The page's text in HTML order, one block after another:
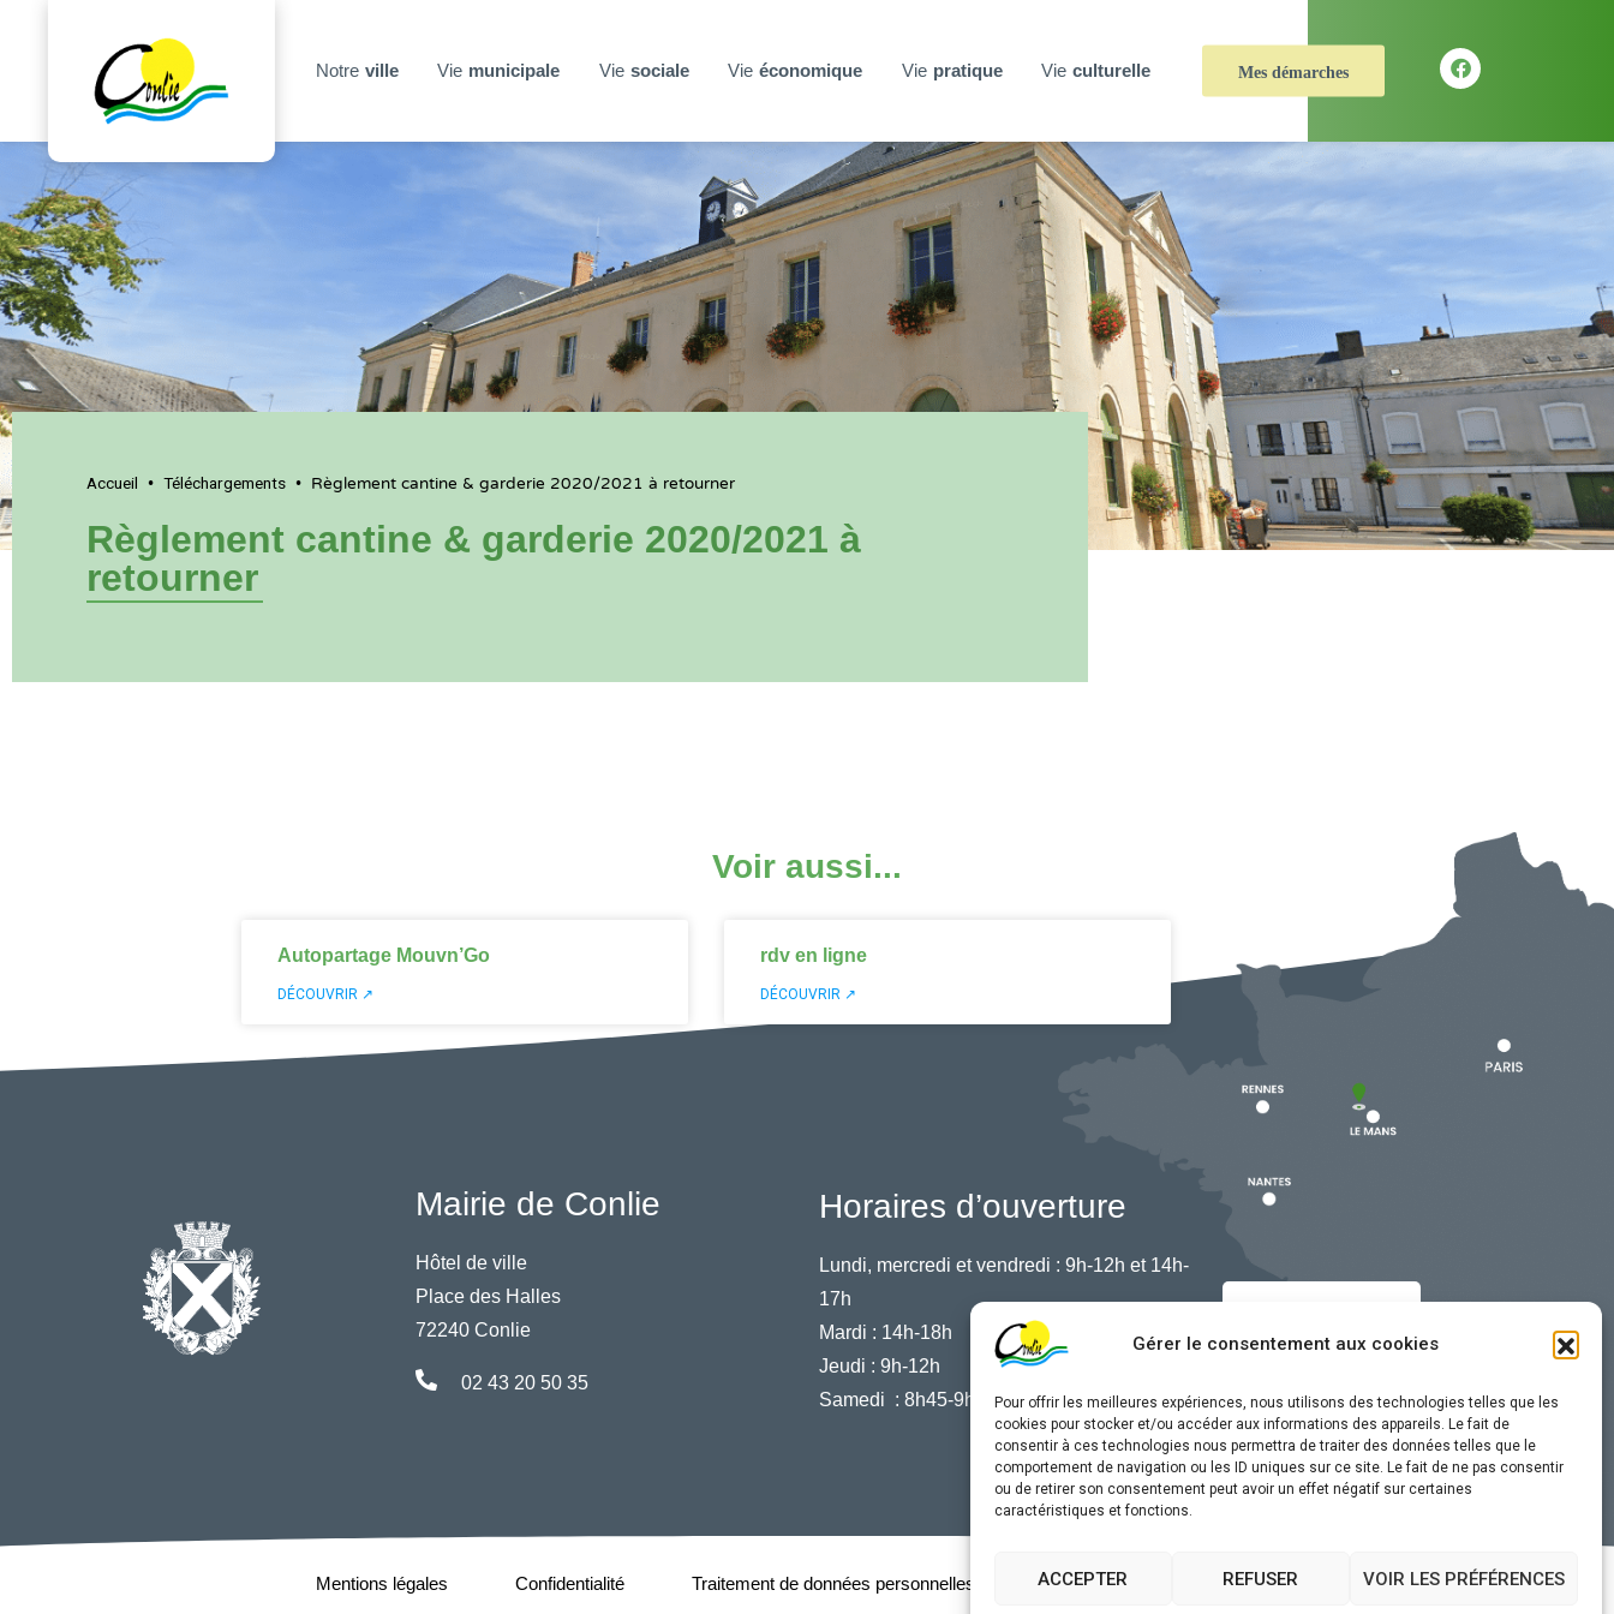
Gérer le consentement aux cookies
Pour offrir les meilleures expériences, nous utilisons des technologies telles que les
cookies pour stocker et/ou accéder aux informations des appareils. Le fait de
consentir à ces technologies nous permettra de traiter des données telles que le
comportement de navigation ou les ID uniques sur ce site. Le fait de ne pas consentir
ou de retirer son consentement peut avoir un effet négatif sur certaines
caractéristiques et fonctions.
ACCEPTER REFUSER VOIR LES PRÉFÉRENCES
Notre ville Vie municipale Vie sociale Vie économique Vie pratique Vie culturelle Mes démarches
Accueil • Téléchargements • Règlement cantine & garderie 2020/2021 à retourner
Règlement cantine & garderie 2020/2021 à
retourner
Voir aussi...
Autopartage Mouvn’Go
DÉCOUVRIR ↗
rdv en ligne
DÉCOUVRIR ↗
Mairie de Conlie
Hôtel de ville
Place des Halles
72240 Conlie
02 43 20 50 35
Horaires d’ouverture
Lundi, mercredi et vendredi : 9h-12h et 14h-
17h
Mardi : 14h-18h
Jeudi : 9h-12h
Samedi : 8h45-9h45
Mentions légales Confidentialité Traitement de données personnelles Accessibilité Plan du site